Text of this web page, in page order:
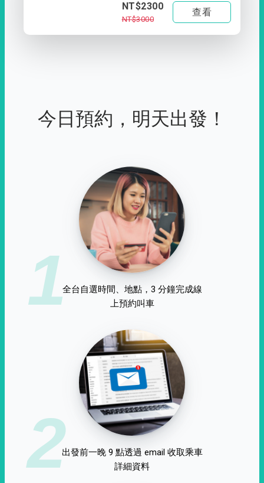
NT$2300
NT$3000
查看
今日預約，明天出發！
1全台自選時間、地點，3 分鐘完成線
上預約叫車
2出發前一晚 9 點透過 email 收取乘車
詳細資料